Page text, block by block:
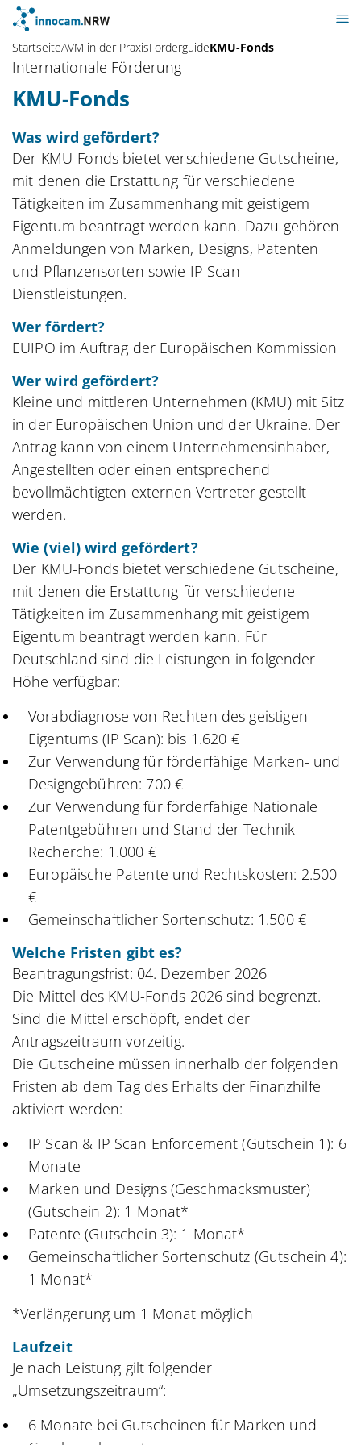
StartseiteAVM in der PraxisFörderguideKMU-Fonds
KMU-Fonds
Internationale Förderung
Was wird gefördert?
Der KMU-Fonds bietet verschiedene Gutscheine,
mit denen die Erstattung für verschiedene
Tätigkeiten im Zusammenhang mit geistigem
Eigentum beantragt werden kann. Dazu gehören
Anmeldungen von Marken, Designs, Patenten
und Pflanzensorten sowie IP Scan-
Dienstleistungen.
Wer fördert?
EUIPO im Auftrag der Europäischen Kommission
Wer wird gefördert?
Kleine und mittleren Unternehmen (KMU) mit Sitz
in der Europäischen Union und der Ukraine. Der
Antrag kann von einem Unternehmensinhaber,
Angestellten oder einen entsprechend
bevollmächtigten externen Vertreter gestellt
werden.
Wie (viel) wird gefördert?
Der KMU-Fonds bietet verschiedene Gutscheine,
mit denen die Erstattung für verschiedene
Tätigkeiten im Zusammenhang mit geistigem
Eigentum beantragt werden kann. Für
Deutschland sind die Leistungen in folgender
Höhe verfügbar:
Vorabdiagnose von Rechten des geistigen
Eigentums (IP Scan): bis 1.620 €
Zur Verwendung für förderfähige Marken- und
Designgebühren: 700 €
Zur Verwendung für förderfähige Nationale
Patentgebühren und Stand der Technik
Recherche: 1.000 €
Europäische Patente und Rechtskosten: 2.500
€
Gemeinschaftlicher Sortenschutz: 1.500 €
Welche Fristen gibt es?
Beantragungsfrist: 04. Dezember 2026
Die Mittel des KMU-Fonds 2026 sind begrenzt.
Sind die Mittel erschöpft, endet der
Antragszeitraum vorzeitig.
Die Gutscheine müssen innerhalb der folgenden
Fristen ab dem Tag des Erhalts der Finanzhilfe
aktiviert werden:
IP Scan & IP Scan Enforcement (Gutschein 1): 6
Monate
Marken und Designs (Geschmacksmuster)
(Gutschein 2): 1 Monat*
Patente (Gutschein 3): 1 Monat*
Gemeinschaftlicher Sortenschutz (Gutschein 4):
1 Monat*
*Verlängerung um 1 Monat möglich
Laufzeit
Je nach Leistung gilt folgender
„Umsetzungszeitraum“:
6 Monate bei Gutscheinen für Marken und